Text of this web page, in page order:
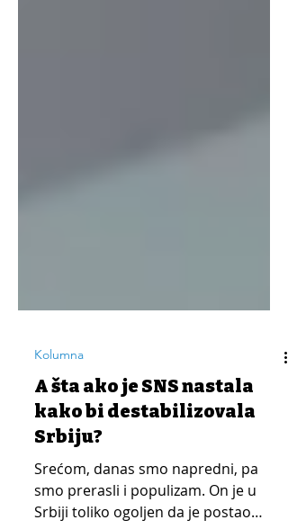
Kolumna
A šta ako je SNS nastala
kako bi destabilizovala
Srbiju?
Srećom, danas smo napredni, pa